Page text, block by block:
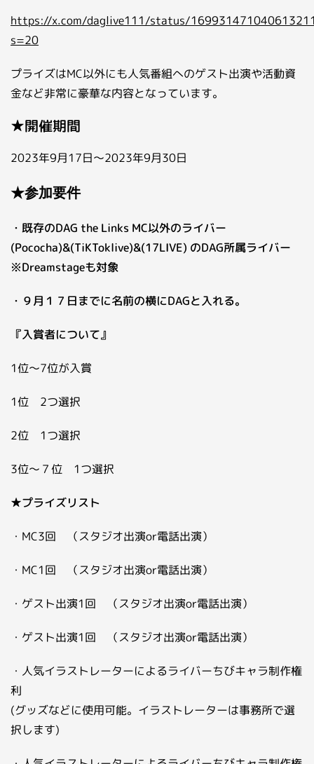
https://x.com/daglive111/status/
s=20
プライズはMC以外にも人気番組へのゲスト出演や活動資
金など非常に豪華な内容となっています。
★開催期間
2023年9月17日～2023年9月30日
★参加要件
・既存のDAG the Links MC以外のライバー
(Pococha)&(TiKToklive)&(17LIVE) のDAG所属ライバー
※Dreamstageも対象
・９月１７日までに名前の横にDAGと入れる。
『入賞者について』
1位～7位が入賞
1位 2つ選択
2位 1つ選択
3位～７位 1つ選択
★プライズリスト
・MC3回 （スタジオ出演or電話出演）
・MC1回 （スタジオ出演or電話出演）
・ゲスト出演1回 （スタジオ出演or電話出演）
・ゲスト出演1回 （スタジオ出演or電話出演）
・人気イラストレーターによるライバーちびキャラ制作権
利
(グッズなどに使用可能。イラストレーターは事務所で選
択します)